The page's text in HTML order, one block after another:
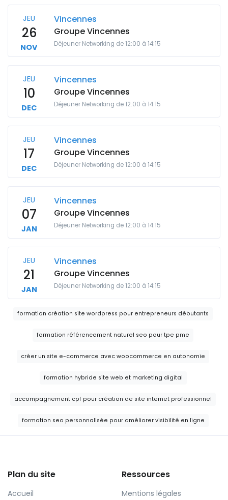
JEU
26
NOV
Vincennes
Groupe Vincennes
Déjeuner Networking de 12:00 à 14:15
JEU
10
DEC
Vincennes
Groupe Vincennes
Déjeuner Networking de 12:00 à 14:15
JEU
17
DEC
Vincennes
Groupe Vincennes
Déjeuner Networking de 12:00 à 14:15
JEU
07
JAN
Vincennes
Groupe Vincennes
Déjeuner Networking de 12:00 à 14:15
JEU
21
JAN
Vincennes
Groupe Vincennes
Déjeuner Networking de 12:00 à 14:15
formation création site wordpress pour entrepreneurs débutants
formation référencement naturel seo pour tpe pme
créer un site e-commerce avec woocommerce en autonomie
formation hybride site web et marketing digital
accompagnement cpf pour création de site internet professionnel
formation seo personnalisée pour améliorer visibilité en ligne
Plan du site
Accueil
Ressources
Mentions légales